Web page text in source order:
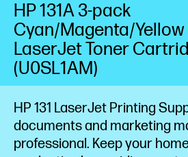
HP 131 LaserJet Printing
documents and marketing
professional. Keep your
HP 131A 3-pack
Cyan/Magenta/
LaserJet Toner
(U0SL1AM)